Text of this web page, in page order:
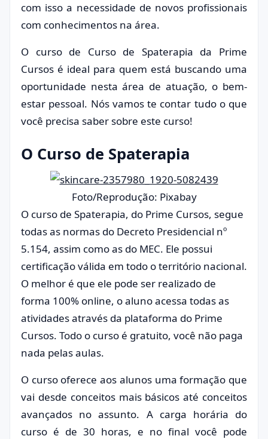
com isso a necessidade de novos profissionais
com conhecimentos na área.
O curso de Curso de Spaterapia da Prime
Cursos é ideal para quem está buscando uma
oportunidade nesta área de atuação, o bem-
estar pessoal. Nós vamos te contar tudo o que
você precisa saber sobre este curso!
O Curso de Spaterapia
Foto/Reprodução: Pixabay
O curso de Spaterapia, do Prime Cursos, segue
todas as normas do Decreto Presidencial nº
5.154, assim como as do MEC. Ele possui
certificação válida em todo o território nacional.
O melhor é que ele pode ser realizado de
forma 100% online, o aluno acessa todas as
atividades através da plataforma do Prime
Cursos. Todo o curso é gratuito, você não paga
nada pelas aulas.
O curso oferece aos alunos uma formação que
vai desde conceitos mais básicos até conceitos
avançados no assunto. A carga horária do
curso é de 30 horas, e no final você pode